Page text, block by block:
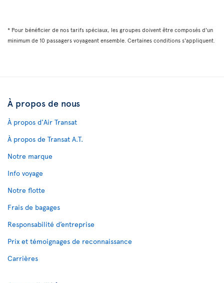
* Pour bénéficier de nos tarifs spéciaux, les groupes doivent être composés d'un
minimum de 10 passagers voyageant ensemble. Certaines conditions s'appliquent.
À propos de nous
À propos d'Air Transat
À propos de Transat A.T.
Notre marque
Info voyage
Notre flotte
Frais de bagages
Responsabilité d’entreprise
Prix et témoignages de reconnaissance
Carrières